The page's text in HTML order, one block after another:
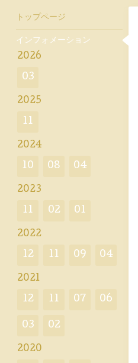
トップページ
インフォメーション
2026
03
2025
11
2024
10 08 04
2023
11 02 01
2022
12 11 09 04
2021
12 11 07 06
03 02
2020